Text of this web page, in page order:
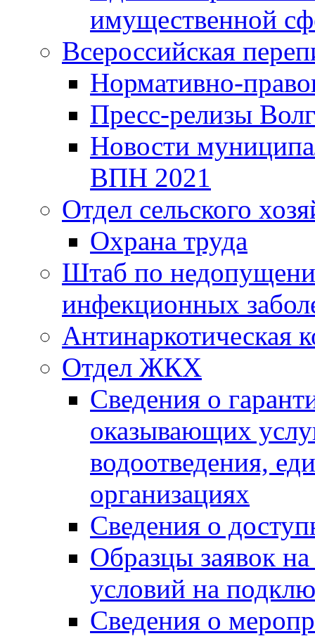
имущественной
Всероссийская
Нормативно-
Пресс-релизы
Новости
ВПН 2021
Отдел сельского
Охрана труда
Штаб по
инфекционных
Антинаркотическая
Отдел ЖКХ
Сведения о
оказывающих
водоотведения,
организациях
Сведения о
Образцы заявок
условий на
Сведения о